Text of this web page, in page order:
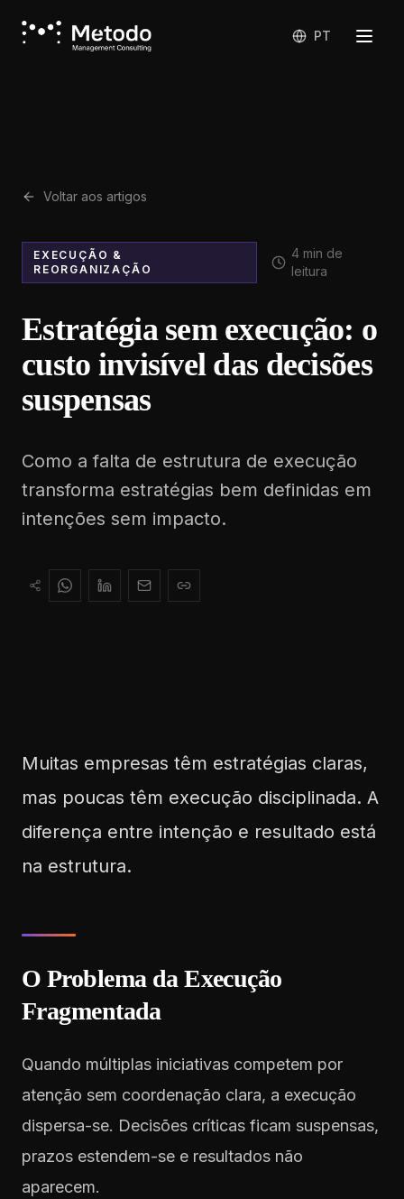
PT
Voltar aos artigos
EXECUÇÃO &
REORGANIZAÇÃO
4 min de
leitura
Estratégia sem execução: o
custo invisível das decisões
suspensas
Como a falta de estrutura de execução
transforma estratégias bem definidas em
intenções sem impacto.
Muitas empresas têm estratégias claras,
mas poucas têm execução disciplinada. A
diferença entre intenção e resultado está
na estrutura.
O Problema da Execução
Fragmentada
Quando múltiplas iniciativas competem por
atenção sem coordenação clara, a execução
dispersa-se. Decisões críticas ficam suspensas,
prazos estendem-se e resultados não
aparecem.